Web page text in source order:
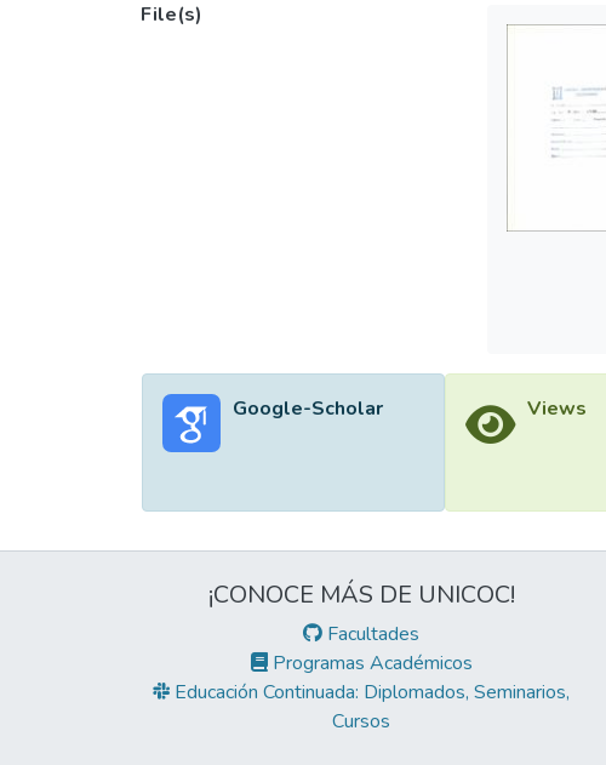
File(s)
Google-Scholar Views
¡CONOCE MÁS DE UNICOC!
Facultades
Programas Académicos
Educación Continuada: Diplomados, Seminarios,
Cursos